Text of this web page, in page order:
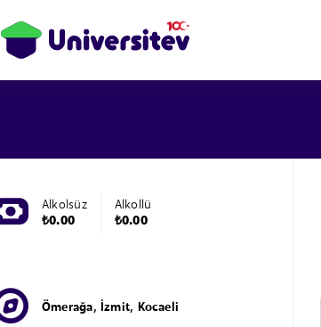
Alkolsüz
₺0.00
Alkollü
₺0.00
Ömerağa, İzmit, Kocaeli